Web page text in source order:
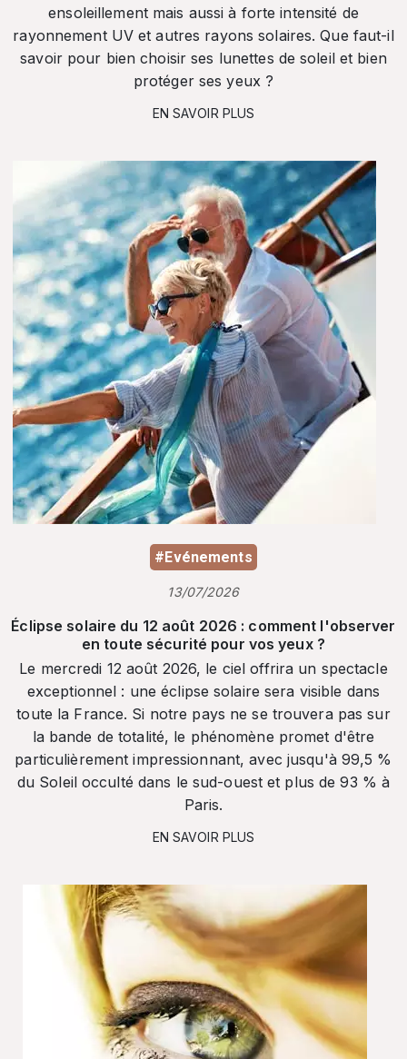
ensoleillement mais aussi à forte intensité de
rayonnement UV et autres rayons solaires. Que faut-il
savoir pour bien choisir ses lunettes de soleil et bien
protéger ses yeux ?
EN SAVOIR PLUS
#Evénements
13/07/2026
Éclipse solaire du 12 août 2026 : comment l'observer
en toute sécurité pour vos yeux ?
Le mercredi 12 août 2026, le ciel offrira un spectacle
exceptionnel : une éclipse solaire sera visible dans
toute la France. Si notre pays ne se trouvera pas sur
la bande de totalité, le phénomène promet d'être
particulièrement impressionnant, avec jusqu'à 99,5 %
du Soleil occulté dans le sud-ouest et plus de 93 % à
Paris.
EN SAVOIR PLUS